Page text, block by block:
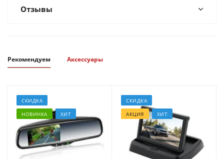
Отзывы
Рекомендуем Аксессуары
СКИДКА
НОВИНКА
ХИТ
СКИДКА
АКЦИЯ
ХИТ